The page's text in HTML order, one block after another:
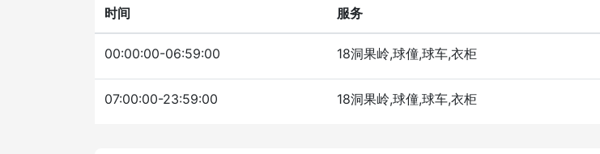
时间 服务
00:00:00-06:59:00 18洞果岭,球僮,球车,衣柜
07:00:00-23:59:00 18洞果岭,球僮,球车,衣柜